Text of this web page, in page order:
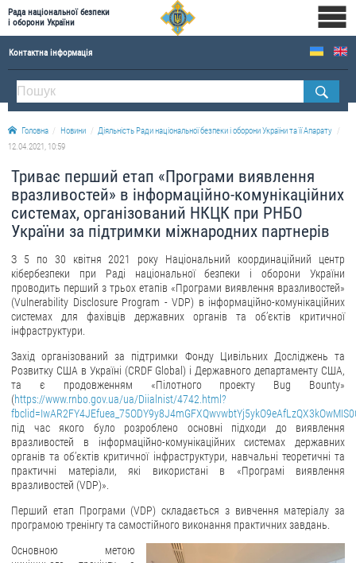
Рада національної безпеки
і оборони України
Контактна інформація
ПРО РНБОУ
Склад Ради національної безпеки і оборони України
Апарат Ради національної безпеки і оборони України
Історична довідка про діяльність Ради національної безпеки і оборони України
ОФІЦІЙНІ ДОКУМЕНТИ
Новини
Drone Deals
Фотогалерея
Відеогалерея
ЗВЕРНЕННЯ ГРОМАДЯН
Звернення громадян
Електронне звернення
ДОСТУП ДО ПУБЛІЧНОЇ ІНФОРМАЦІЇ
Запит на отримання публічної інформації
Облік публічної інформації
Головна Новини
Діяльність Ради національної безпеки і оборони України та її Апарату
12.04.2021, 10:59
Триває перший етап «Програми виявлення
вразливостей» в інформаційно-комунікаційних
системах, організований НКЦК при РНБО
України за підтримки міжнародних партнерів
З 5 по 30 квітня 2021 року Національний координаційний центр
кібербезпеки при Раді національної безпеки і оборони України
проводить перший з трьох етапів «Програми виявлення вразливостей»
(Vulnerability Disclosure Program - VDP) в інформаційно-комунікаційних
системах для фахівців державних органів та об’єктів критичної
інфраструктури.
Захід організований за підтримки Фонду Цивільних Досліджень та
Розвитку США в Україні (CRDF Global) і Державного департаменту США,
та є продовженням «Пілотного проекту Bug Bounty»
(https://www.rnbo.gov.ua/ua/Diialnist/4742.html?
під час якого було розроблено основні підходи до виявлення
вразливостей в інформаційно-комунікаційних системах державних
органів та об’єктів критичної інфраструктури, навчальні теоретичні та
практичні матеріали, які використані в «Програмі виявлення
вразливостей (VDP)».
Перший етап Програми (VDP) складається з вивчення матеріалу за
програмою тренінгу та самостійного виконання практичних завдань.
Основною метою